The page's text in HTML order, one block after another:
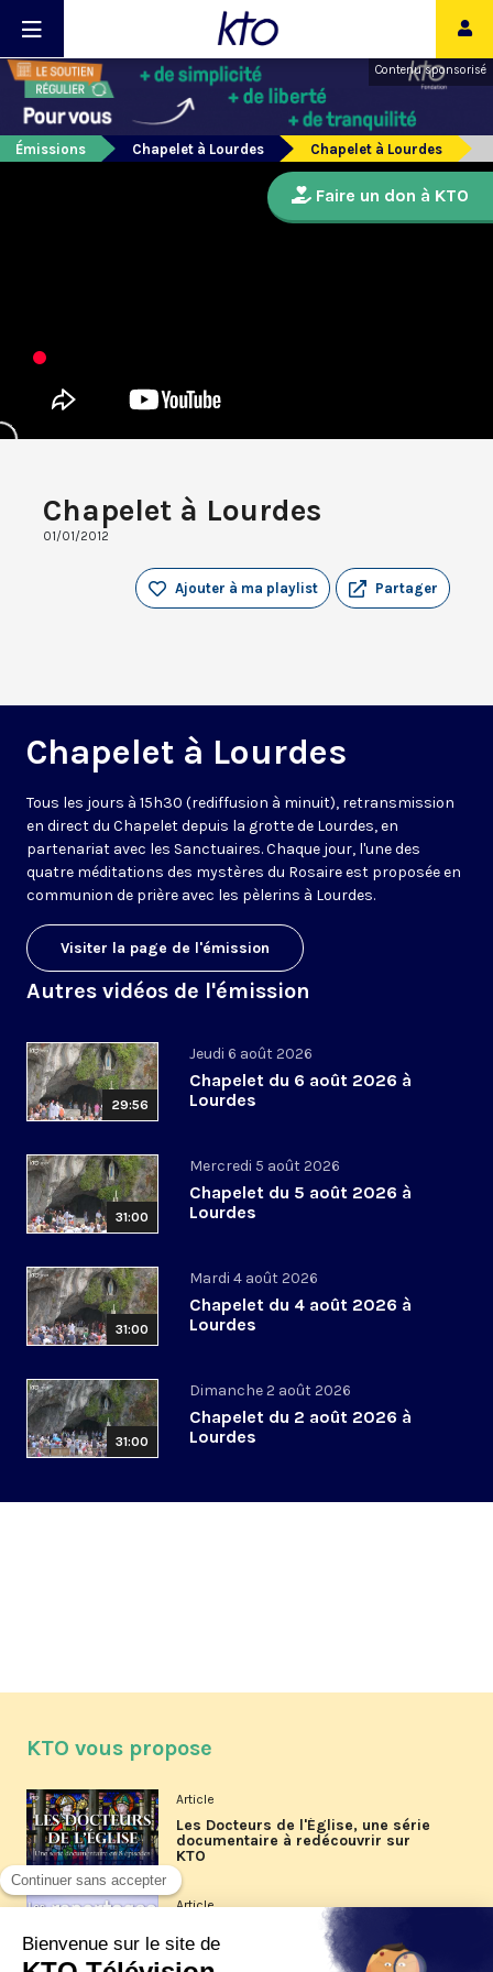
Contenu sponsorisé
Émissions Chapelet à Lourdes Chapelet à Lourdes
Chapelet à Lourdes
01/01/2012
Partager
Ajouter à ma playlist
Chapelet à Lourdes
Tous les jours à 15h30 (rediffusion à minuit), retransmission
en direct du Chapelet depuis la grotte de Lourdes, en
partenariat avec les Sanctuaires. Chaque jour, l'une des
quatre méditations des mystères du Rosaire est proposée en
communion de prière avec les pèlerins à Lourdes.
Visiter la page de l'émission
Autres vidéos de l'émission
29:56
Jeudi 6 août 2026
Chapelet du 6 août 2026 à
Lourdes
31:00
Mercredi 5 août 2026
Chapelet du 5 août 2026 à
Lourdes
31:00
Mardi 4 août 2026
Chapelet du 4 août 2026 à
Lourdes
31:00
Dimanche 2 août 2026
Chapelet du 2 août 2026 à
Lourdes
Faire un don à KTO
KTO vous propose
Article
Les Docteurs de l'Église, une série
documentaire à redécouvrir sur
KTO
Article
Les reportages d'été 2026 de KTO